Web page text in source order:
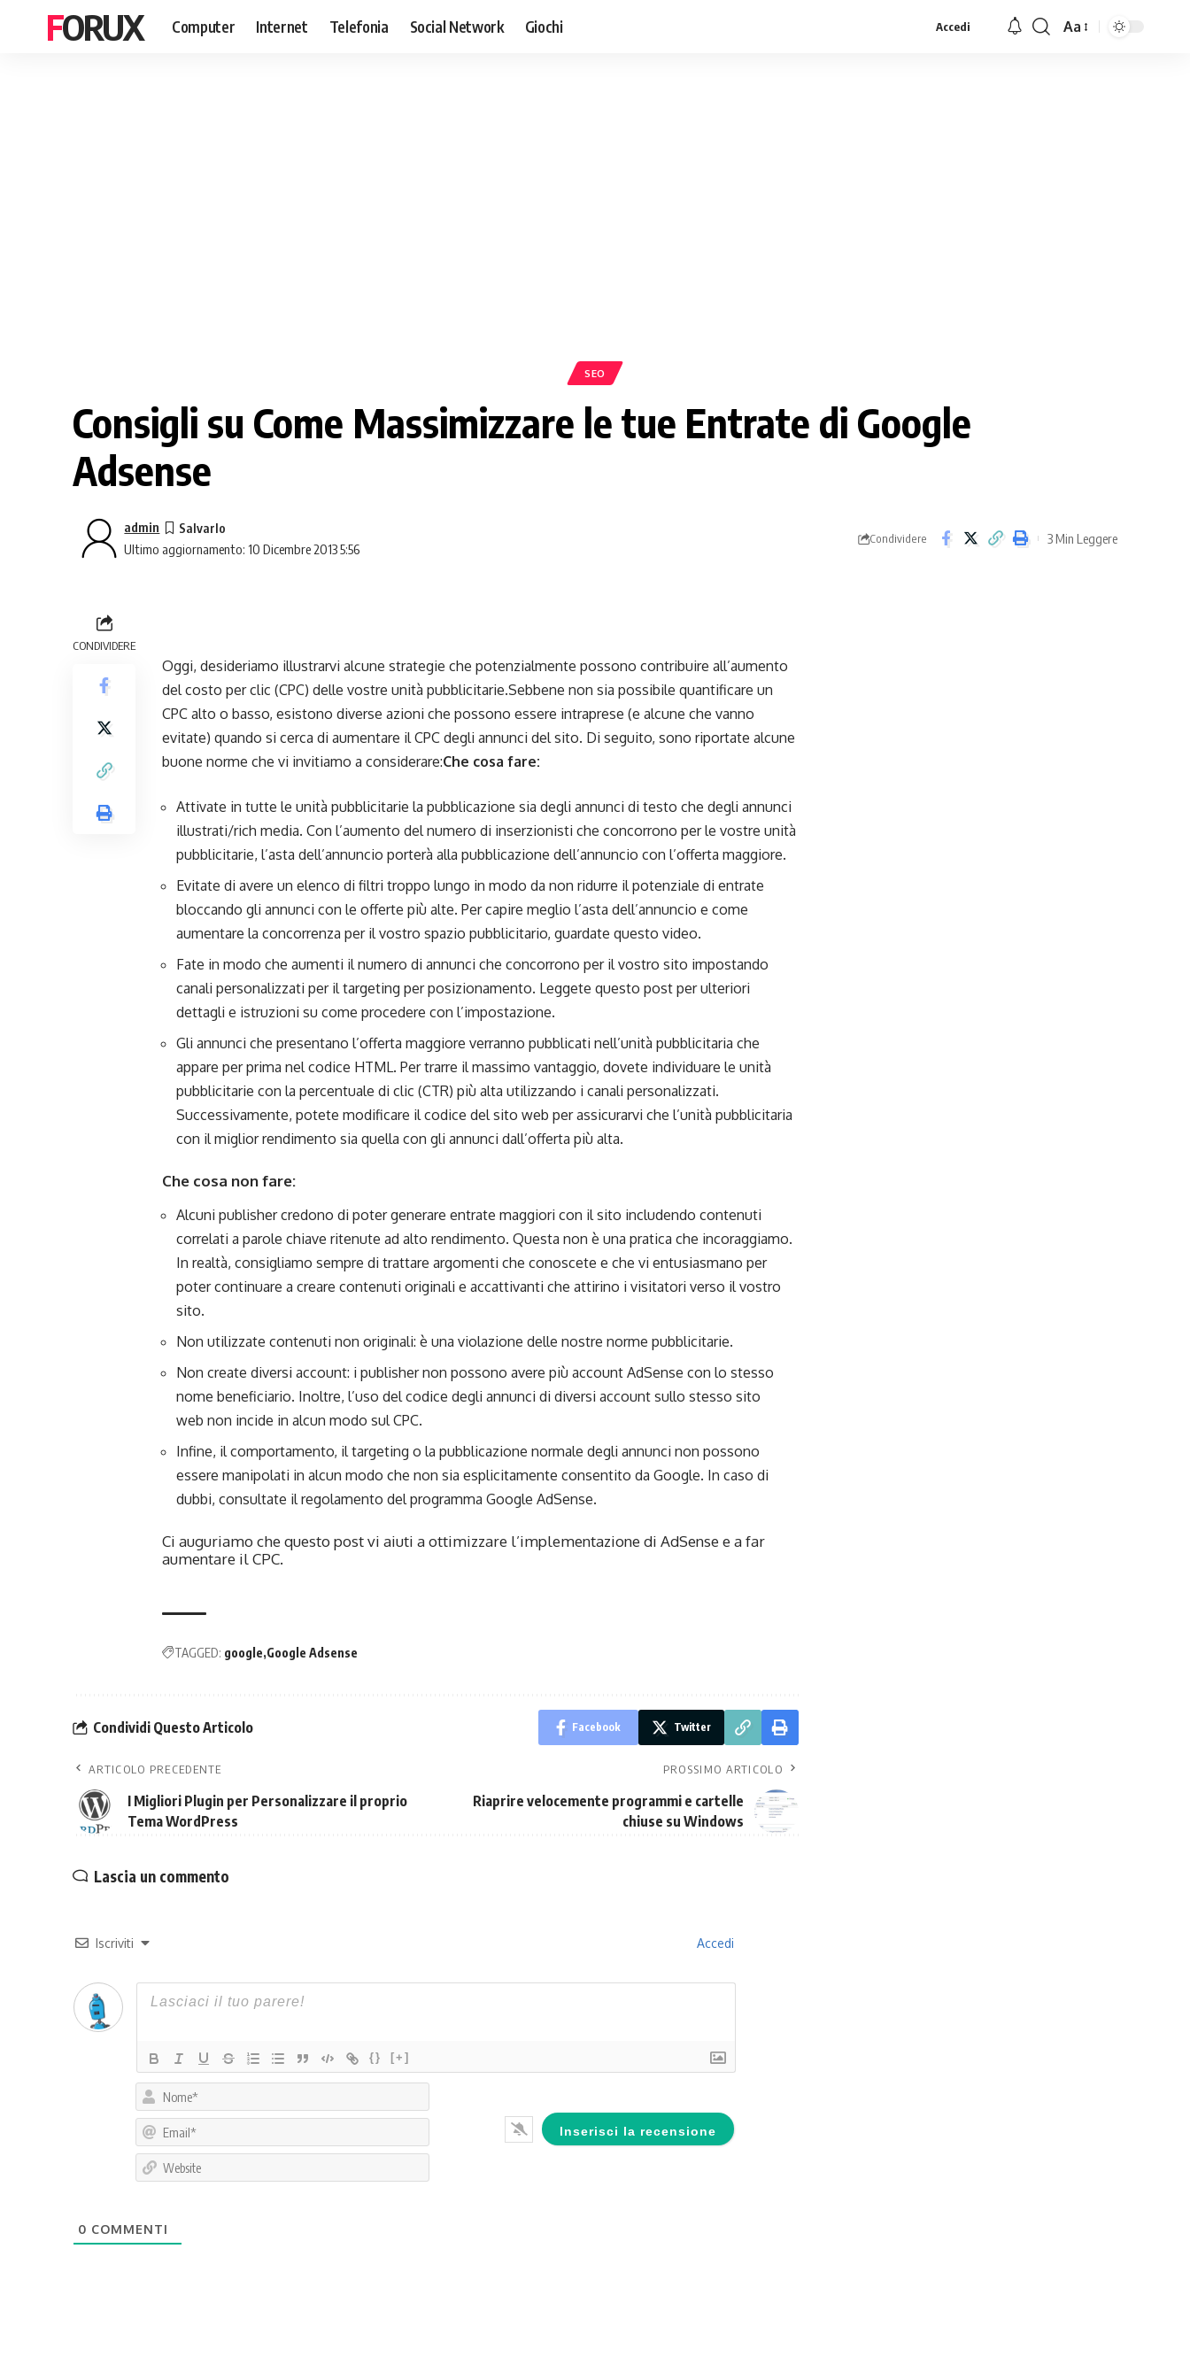
FORUX Computer Internet Telefonia Social Network Giochi Accedi Aa
SEO
Consigli su Come Massimizzare le tue Entrate di Google
Adsense
Ultimo aggiornamento: 10 Dicembre 2013 5:56
admin
Condividere 3 Min Leggere
CONDIVIDERE
Oggi, desideriamo illustrarvi alcune strategie che potenzialmente possono contribuire all’aumento
del costo per clic (CPC) delle vostre unità pubblicitarie.Sebbene non sia possibile quantificare un
CPC alto o basso, esistono diverse azioni che possono essere intraprese (e alcune che vanno
evitate) quando si cerca di aumentare il CPC degli annunci del sito. Di seguito, sono riportate alcune
buone norme che vi invitiamo a considerare:Che cosa fare:
Attivate in tutte le unità pubblicitarie la pubblicazione sia degli annunci di testo che degli annunci
illustrati/rich media. Con l’aumento del numero di inserzionisti che concorrono per le vostre unità
pubblicitarie, l’asta dell’annuncio porterà alla pubblicazione dell’annuncio con l’offerta maggiore.
Evitate di avere un elenco di filtri troppo lungo in modo da non ridurre il potenziale di entrate
bloccando gli annunci con le offerte più alte. Per capire meglio l’asta dell’annuncio e come
aumentare la concorrenza per il vostro spazio pubblicitario, guardate questo video.
Fate in modo che aumenti il numero di annunci che concorrono per il vostro sito impostando
canali personalizzati per il targeting per posizionamento. Leggete questo post per ulteriori
dettagli e istruzioni su come procedere con l’impostazione.
Gli annunci che presentano l’offerta maggiore verranno pubblicati nell’unità pubblicitaria che
appare per prima nel codice HTML. Per trarre il massimo vantaggio, dovete individuare le unità
pubblicitarie con la percentuale di clic (CTR) più alta utilizzando i canali personalizzati.
Successivamente, potete modificare il codice del sito web per assicurarvi che l’unità pubblicitaria
con il miglior rendimento sia quella con gli annunci dall’offerta più alta.
Che cosa non fare:
Alcuni publisher credono di poter generare entrate maggiori con il sito includendo contenuti
correlati a parole chiave ritenute ad alto rendimento. Questa non è una pratica che incoraggiamo.
In realtà, consigliamo sempre di trattare argomenti che conoscete e che vi entusiasmano per
poter continuare a creare contenuti originali e accattivanti che attirino i visitatori verso il vostro
sito.
Non utilizzate contenuti non originali: è una violazione delle nostre norme pubblicitarie.
Non create diversi account: i publisher non possono avere più account AdSense con lo stesso
nome beneficiario. Inoltre, l’uso del codice degli annunci di diversi account sullo stesso sito
web non incide in alcun modo sul CPC.
Infine, il comportamento, il targeting o la pubblicazione normale degli annunci non possono
essere manipolati in alcun modo che non sia esplicitamente consentito da Google. In caso di
dubbi, consultate il regolamento del programma Google AdSense.
Ci auguriamo che questo post vi aiuti a ottimizzare l’implementazione di AdSense e a far
aumentare il CPC.
TAGGED: google Google Adsense
Condividi Questo Articolo Facebook Twitter
ARTICOLO PRECEDENTE
I Migliori Plugin per Personalizzare il proprio
Tema WordPress
PROSSIMO ARTICOLO
Riaprire velocemente programmi e cartelle
chiuse su Windows
Lascia un commento
Iscriviti Accedi
{} [+]
0 COMMENTI